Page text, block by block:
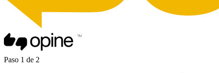
Paso 1 de 2